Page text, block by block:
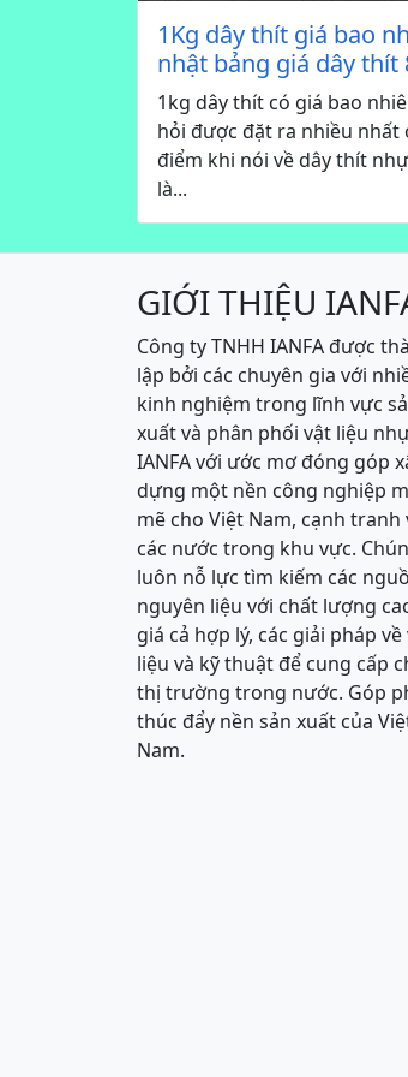
1Kg dây thít giá bao
nhật bảng giá dây thít
1kg dây thít có giá bao
hỏi được đặt ra nhiều nhất
điểm khi nói về dây thít
là...
GIỚI THIỆU
Công ty TNHH IANFA được
lập bởi các chuyên gia với
kinh nghiệm trong lĩnh vực
xuất và phân phối vật liệu
IANFA với ước mơ đóng góp
dựng một nền công nghiệp
mẽ cho Việt Nam, cạnh tranh
các nước trong khu vực.
luôn nỗ lực tìm kiếm các
nguyên liệu với chất lượng
giá cả hợp lý, các giải pháp về
liệu và kỹ thuật để cung cấp
thị trường trong nước. Góp
thúc đẩy nền sản xuất của
Nam.